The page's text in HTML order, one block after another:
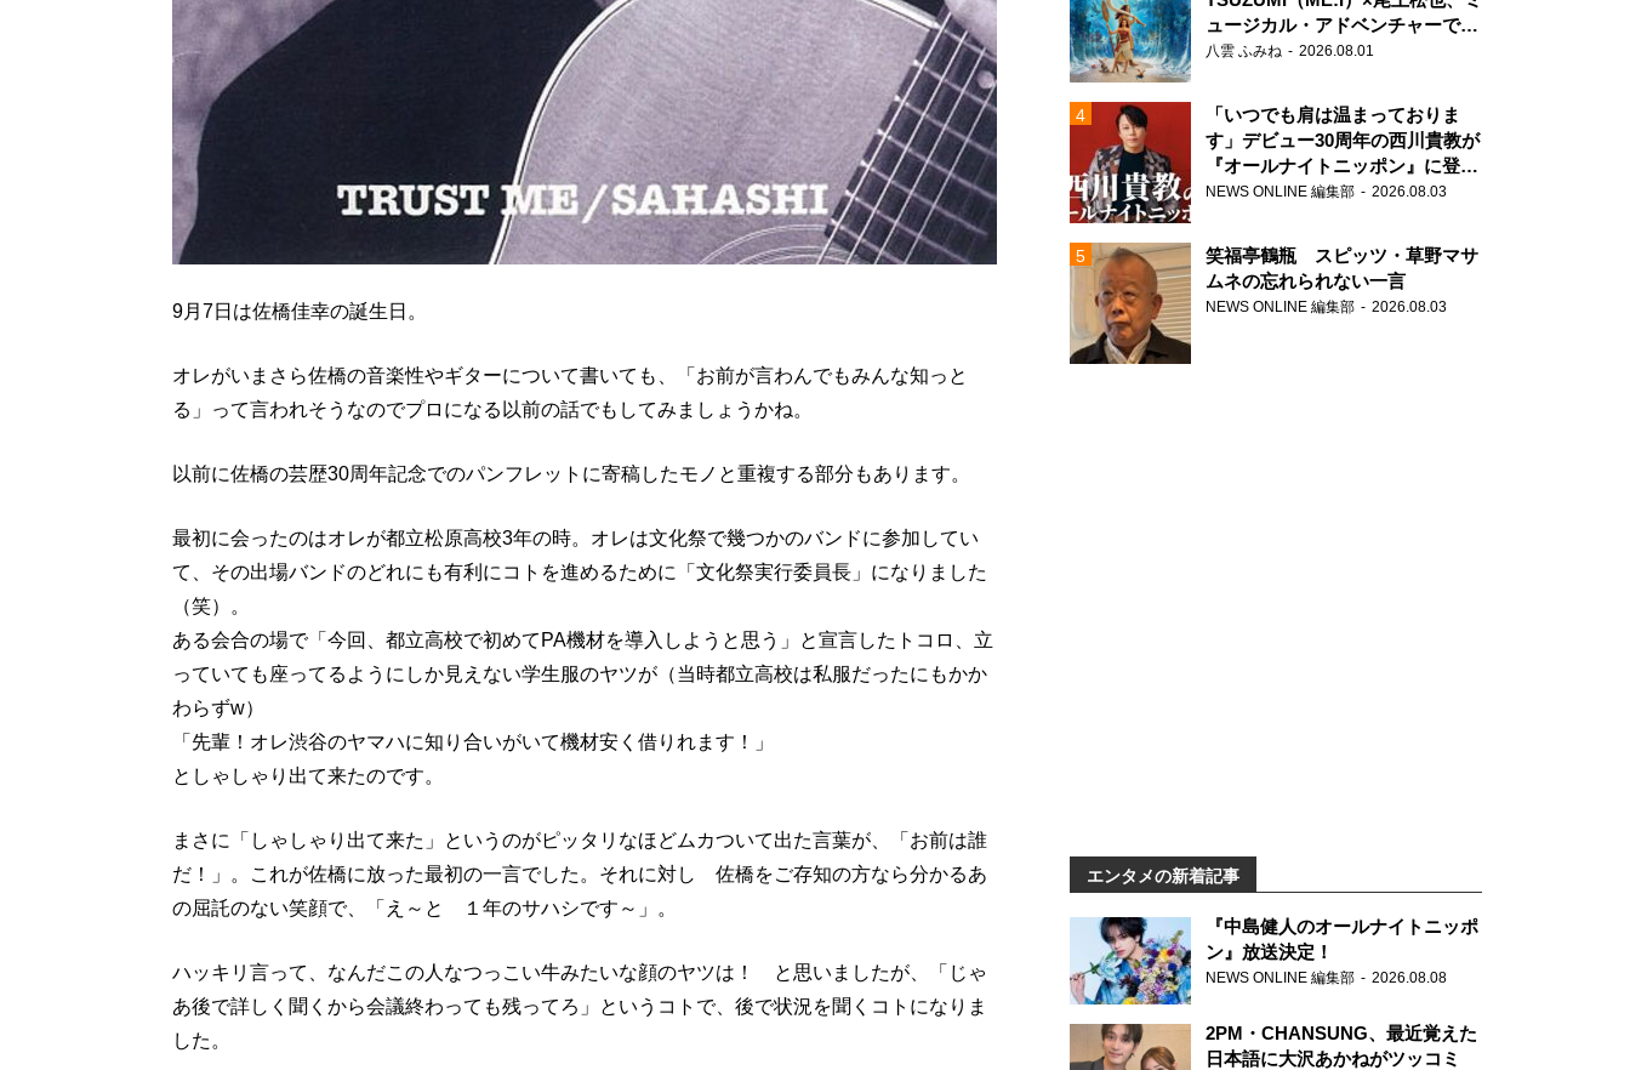
9月7日は佐橋佳幸の誕生日。
オレがいまさら佐橋の音楽性やギターについて書いても、「お前が言わんでもみんな知っと
る」って言われそうなのでプロになる以前の話でもしてみましょうかね。
以前に佐橋の芸歴30周年記念でのパンフレットに寄稿したモノと重複する部分もあります。
最初に会ったのはオレが都立松原高校3年の時。オレは文化祭で幾つかのバンドに参加してい
て、その出場バンドのどれにも有利にコトを進めるために「文化祭実行委員長」になりました
（笑）。
ある会合の場で「今回、都立高校で初めてPA機材を導入しようと思う」と宣言したトコロ、立
っていても座ってるようにしか見えない学生服のヤツが（当時都立高校は私服だったにもかか
わらずw）
「先輩！オレ渋谷のヤマハに知り合いがいて機材安く借りれます！」
としゃしゃり出て来たのです。
まさに「しゃしゃり出て来た」というのがピッタリなほどムカついて出た言葉が、「お前は誰
だ！」。これが佐橋に放った最初の一言でした。それに対し 佐橋をご存知の方なら分かるあ
の屈託のない笑顔で、「え～と １年のサハシです～」。
ハッキリ言って、なんだこの人なつっこい牛みたいな顔のヤツは！ と思いましたが、「じゃ
あ後で詳しく聞くから会議終わっても残ってろ」というコトで、後で状況を聞くコトになりま
した。
ュージカル・アドベンチャーで美
声を響かせる
八雲 ふみね 2026.08.01
「いつでも肩は温まっておりま
す」デビュー30周年の西川貴教が
『オールナイトニッポン』に登
場！
NEWS ONLINE 編集部 2026.08.03
笑福亭鶴瓶 スピッツ・草野マサ
ムネの忘れられない一言
NEWS ONLINE 編集部 2026.08.03
エンタメの新着記事
『中島健人のオールナイトニッポ
ン』放送決定！
NEWS ONLINE 編集部 2026.08.08
2PM・CHANSUNG、最近覚えた
日本語に大沢あかねがツッコミ